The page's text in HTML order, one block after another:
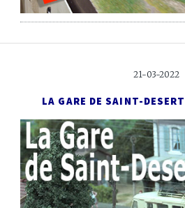
21-03-2022
LA GARE DE SAINT-DESERT